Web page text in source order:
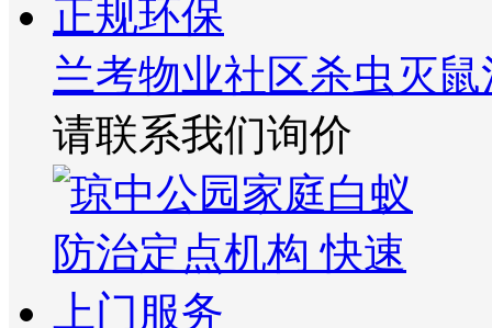
兰考物业社区杀虫灭
请联系我们询价